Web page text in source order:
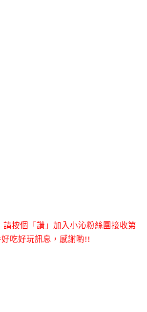
請按個「讚」加入小沁粉絲團接收第
吃好玩訊息，感謝喲!!